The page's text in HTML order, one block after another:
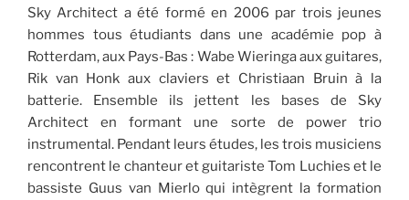
Sky Architect a été formé en 2006 par trois jeunes
hommes tous étudiants dans une académie pop à
Rotterdam, aux Pays-Bas : Wabe Wieringa aux guitares,
Rik van Honk aux claviers et Christiaan Bruin à la
batterie. Ensemble ils jettent les bases de Sky
Architect en formant une sorte de power trio
instrumental. Pendant leurs études, les trois musiciens
rencontrent le chanteur et guitariste Tom Luchies et le
bassiste Guus van Mierlo qui intègrent la formation